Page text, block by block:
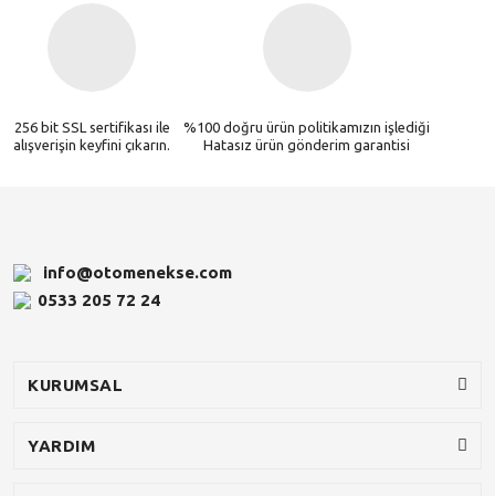
256 bit SSL sertifikası ile
alışverişin keyfini çıkarın.
%100 doğru ürün politikamızın işlediği
Hatasız ürün gönderim garantisi
info@otomenekse.com
0533 205 72 24
KURUMSAL
YARDIM